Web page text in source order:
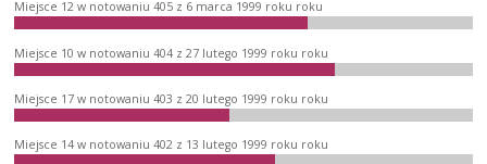
Miejsce 12 w notowaniu 405 z 6 marca 1999 roku roku
Miejsce 10 w notowaniu 404 z 27 lutego 1999 roku roku
Miejsce 17 w notowaniu 403 z 20 lutego 1999 roku roku
Miejsce 14 w notowaniu 402 z 13 lutego 1999 roku roku